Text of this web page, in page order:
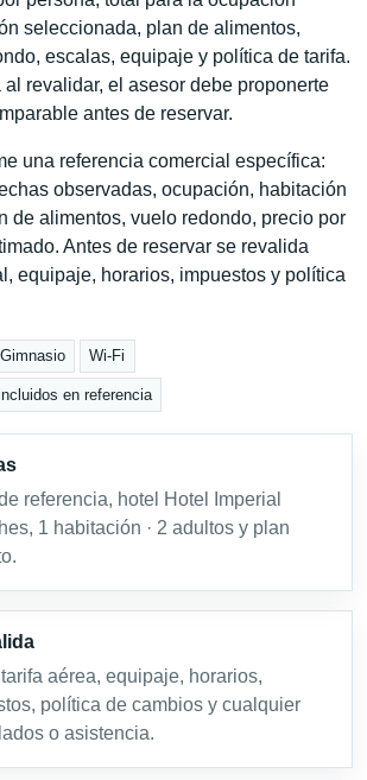
seleccionada, plan de alimentos,
escalas, equipaje y política de tarifa.
revalidar, el asesor debe proponerte
antes de reservar.
una referencia comercial específica:
observadas, ocupación, habitación
de alimentos, vuelo redondo, precio por
Antes de reservar se revalida
equipaje, horarios, impuestos y política
Gimnasio Wi-Fi
en referencia
referencia, hotel Hotel Imperial
1 habitación · 2 adultos y plan
aérea, equipaje, horarios,
política de cambios y cualquier
o asistencia.